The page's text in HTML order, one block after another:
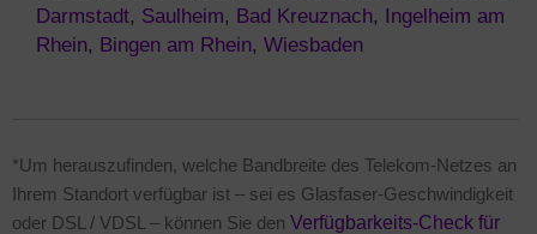
Darmstadt, Saulheim, Bad Kreuznach, Ingelheim am
Rhein, Bingen am Rhein, Wiesbaden
*Um herauszufinden, welche Bandbreite des Telekom-Netzes an
Ihrem Standort verfügbar ist – sei es Glasfaser-Geschwindigkeit
oder DSL / VDSL – können Sie den Verfügbarkeits-Check für